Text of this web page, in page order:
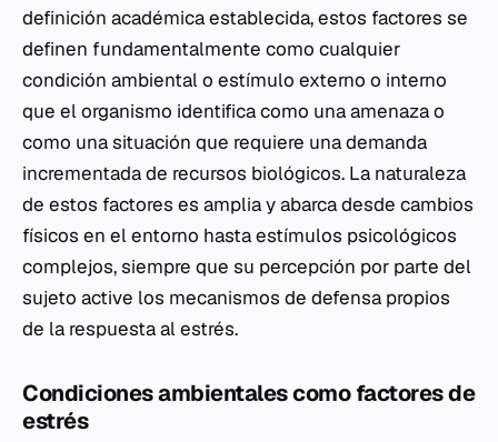
definición académica establecida, estos factores se
definen fundamentalmente como cualquier
condición ambiental o estímulo externo o interno
que el organismo identifica como una amenaza o
como una situación que requiere una demanda
incrementada de recursos biológicos. La naturaleza
de estos factores es amplia y abarca desde cambios
físicos en el entorno hasta estímulos psicológicos
complejos, siempre que su percepción por parte del
sujeto active los mecanismos de defensa propios
de la respuesta al estrés.
Condiciones ambientales como factores de
estrés